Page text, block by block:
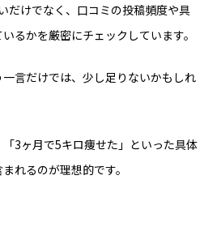
だけでなく、口コミの投稿頻度や具
るかを厳密にチェックしています。
一言だけでは、少し足りないかもしれ
「3ヶ月で5キロ痩せた」といった具体
れるのが理想的です。